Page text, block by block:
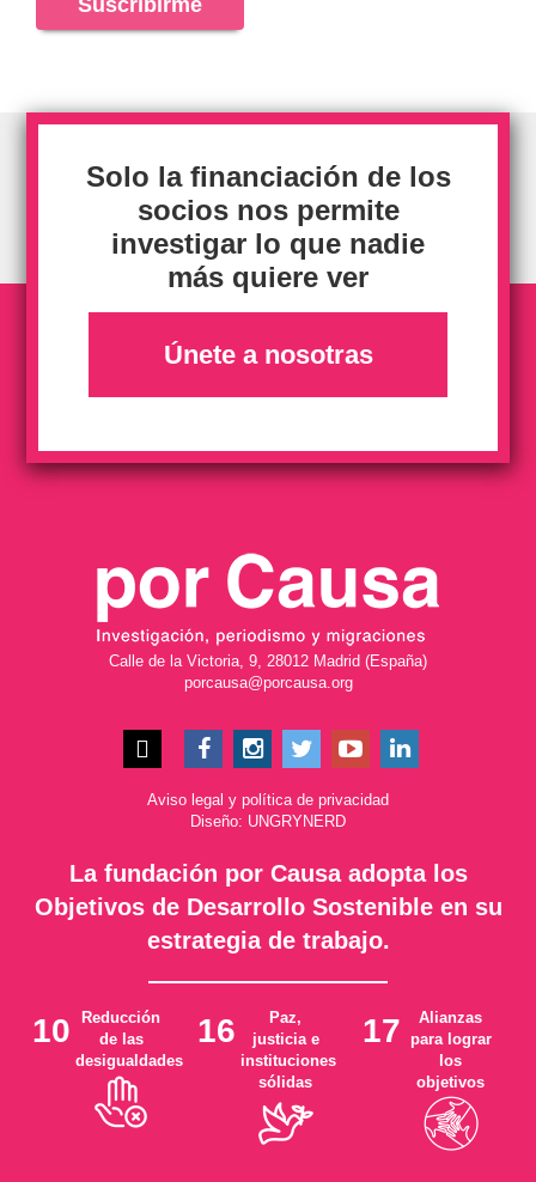
Solo la financiación de los
socios nos permite
investigar lo que nadie
más quiere ver
Únete a nosotras
Calle de la Victoria, 9, 28012 Madrid (España)
porcausa@porcausa.org
Aviso legal y política de privacidad
Diseño: UNGRYNERD
La fundación por Causa adopta los
Objetivos de Desarrollo Sostenible en su
estrategia de trabajo.
10
Reducción
de las
desigualdades
16
Paz,
justicia e
instituciones
sólidas
17
Alianzas
para lograr
los
objetivos